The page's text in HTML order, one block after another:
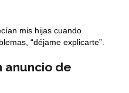
mis hijas cuando
“déjame explicarte”.
anuncio de